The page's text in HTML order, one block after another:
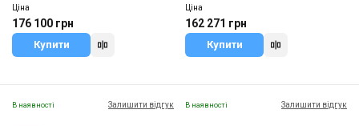
Ціна
176 100 грн
Купити
Ціна
162 271 грн
Купити
В наявності Залишити відгук В наявності Залишити відгук